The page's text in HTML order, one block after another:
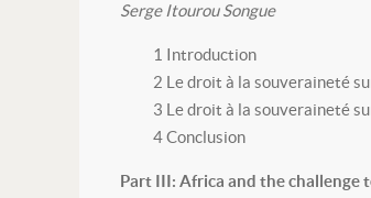
Serge Itourou Songue
1 Introduction
2 Le droit à la souveraineté
3 Le droit à la souveraineté
4 Conclusion
Part III: Africa and the